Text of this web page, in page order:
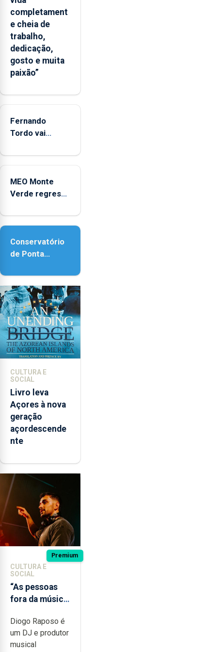
um
“decréscimo
significativo”
da
CPUE
entre
2022
completament
e cheia de
trabalho,
dedicação,
gosto e muita
paixão”
Fernando
Tordo vai
anos de
Coliseu
Micaelense
MEO Monte
Verde regressa
acessibilidade
Conservatório
de Ponta
contar com
novos
instrumentos
CULTURA E
SOCIAL
Livro leva
Açores à nova
geração
açordescende
nte
Premium
CULTURA E
SOCIAL
“As pessoas
fora da música
noção do quão
difícil é
produzir uma
Diogo Raposo é
um DJ e produtor
musical